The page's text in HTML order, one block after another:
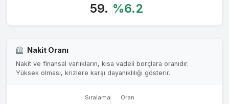
59. %6.2
Nakit Oranı
Nakit ve finansal varlıkların, kısa vadeli borçlara oranıdır.
Yüksek olması, krizlere karşı dayanıklılığı gösterir.
Sıralama Oran